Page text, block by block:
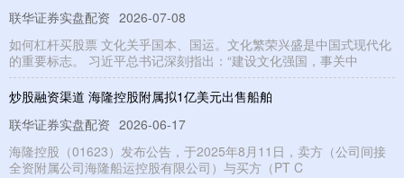
联华证券实盘配资 2026-07-08
如何杠杆买股票 文化关乎国本、国运。文化繁荣兴盛是中国式现代化
的重要标志。 习近平总书记深刻指出：“建设文化强国，事关中
炒股融资渠道 海隆控股附属拟1亿美元出售船舶
联华证券实盘配资 2026-06-17
海隆控股（01623）发布公告，于2025年8月11日，卖方（公司间接
全资附属公司海隆船运控股有限公司）与买方（PT C